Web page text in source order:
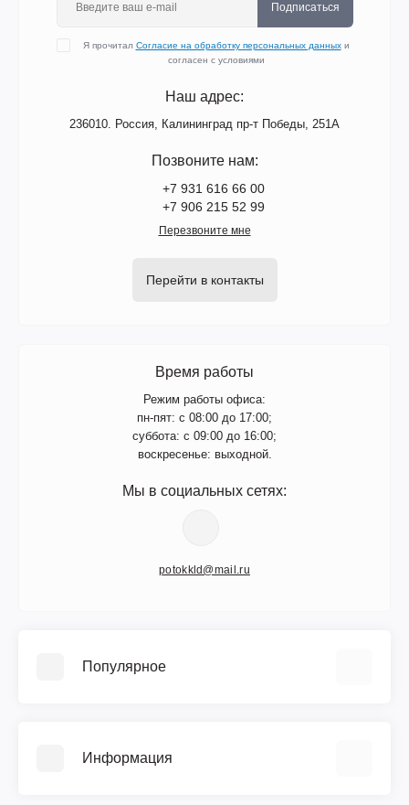
Подписаться
Я прочитал Согласие на обработку персональных данныхи
согласен с условиями
Наш адрес:
236010. Россия, Калининград пр-т Победы, 251А
Позвоните нам:
+7 931 616 66 00
+7 906 215 52 99
Перезвоните мне
Перейти в контакты
Время работы
Режим работы офиса:
пн-пят: с 08:00 до 17:00;
суббота: с 09:00 до 16:00;
воскресенье: выходной.
Мы в социальных сетях:
potokkld@mail.ru
Популярное
Благоустройство захоронения
Информация